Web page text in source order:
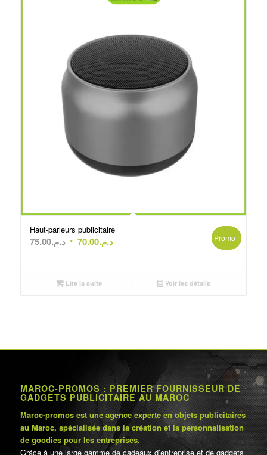
Haut-parleurs publicitaire
د.م.75.00
Le
était :
د.م.70.00
Le
Promo !
Lire la suite Voir les détails
MAROC-PROMOS : PREMIER FOURNISSEUR DE
GADGETS PUBLICITAIRE AU MAROC
Maroc-promos est une agence experte en objets publicitaires
au Maroc, spécialisée dans la création et la personnalisation
de goodies pour les entreprises.
Grâce à une large gamme de cadeaux d’entreprise et de gadgets